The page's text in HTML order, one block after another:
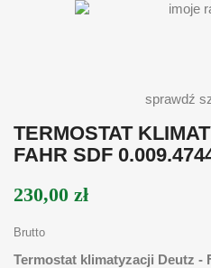
sprawdź
TERMOSTAT
FAHR SDF
230,00 zł
Brutto
Termostat klimatyzacji Deutz -